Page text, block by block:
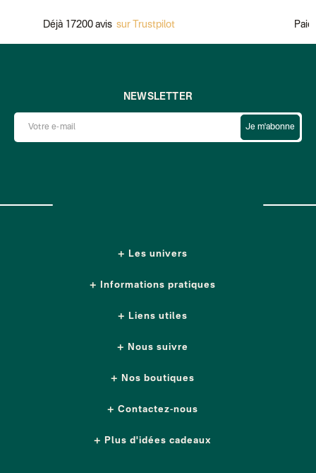
Déjà 17200 avis sur Trustpilot
Les univers
Informations pratiques
Liens utiles
NEWSLETTER
Je m'abonne
Nous suivre
Nos boutiques
Contactez-nous
Plus d'idées cadeaux